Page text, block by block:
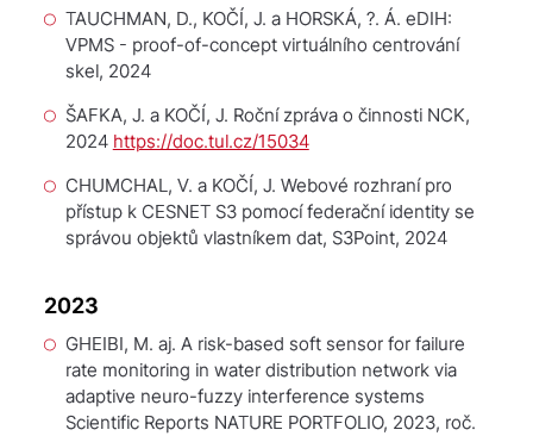
TAUCHMAN, D., KOČÍ, J. a HORSKÁ, ?. Á. eDIH:
VPMS - proof-of-concept virtuálního centrování
skel, 2024
ŠAFKA, J. a KOČÍ, J. Roční zpráva o činnosti NCK,
2024 https://doc.tul.cz/15034
CHUMCHAL, V. a KOČÍ, J. Webové rozhraní pro
přístup k CESNET S3 pomocí federační identity se
správou objektů vlastníkem dat, S3Point, 2024
2023
GHEIBI, M. aj. A risk-based soft sensor for failure
rate monitoring in water distribution network via
adaptive neuro-fuzzy interference systems
Scientific Reports NATURE PORTFOLIO, 2023, roč.